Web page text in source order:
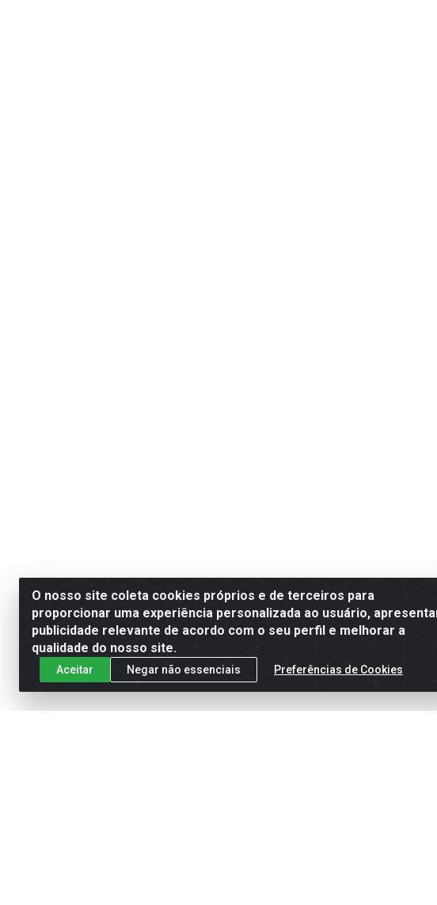
O nosso site coleta cookies próprios e de terceiros para
proporcionar uma experiência personalizada ao usuário,
publicidade relevante de acordo com o seu perfil e melhorar a
qualidade do nosso site.
Aceitar Negar não essenciais Preferências de Cookies